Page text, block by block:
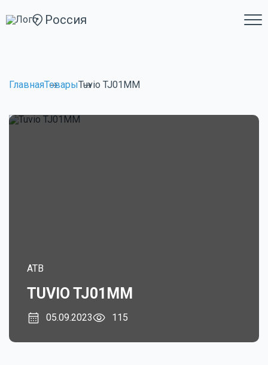
Россия
ГлавнаяТоварыTuvio TJ01MM
ATB
TUVIO TJ01MM
05.09.2023 115